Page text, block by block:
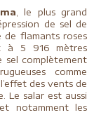
, le plus grand
de sel de
flamants roses
à 5 916 mètres
sel complètement
comme
des vents de
Le salar est aussi
notamment les